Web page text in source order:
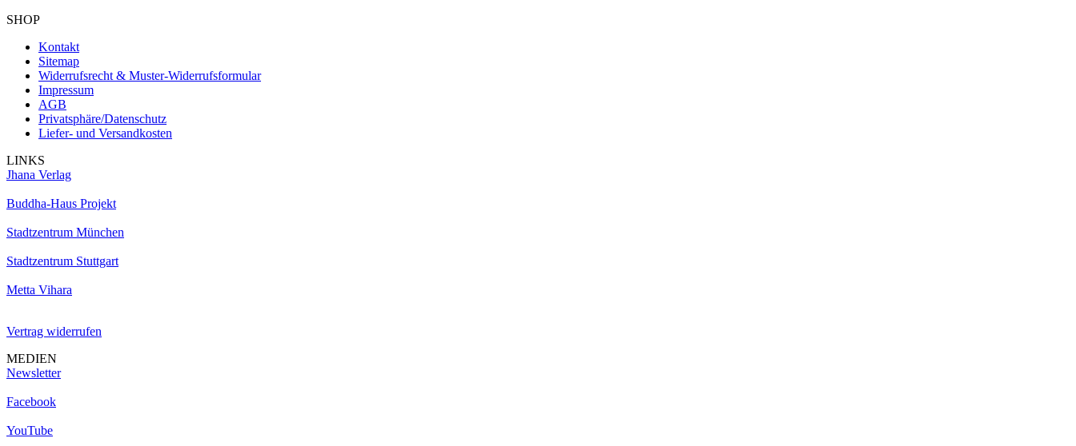
SHOP
Kontakt
Sitemap
Widerrufsrecht & Muster-Widerrufsformular
Impressum
AGB
Privatsphäre/Datenschutz
Liefer- und Versandkosten
LINKS
Jhana Verlag
Buddha-Haus Projekt
Stadtzentrum München
Stadtzentrum Stuttgart
Metta Vihara
Vertrag widerrufen
MEDIEN
Newsletter
Facebook
YouTube